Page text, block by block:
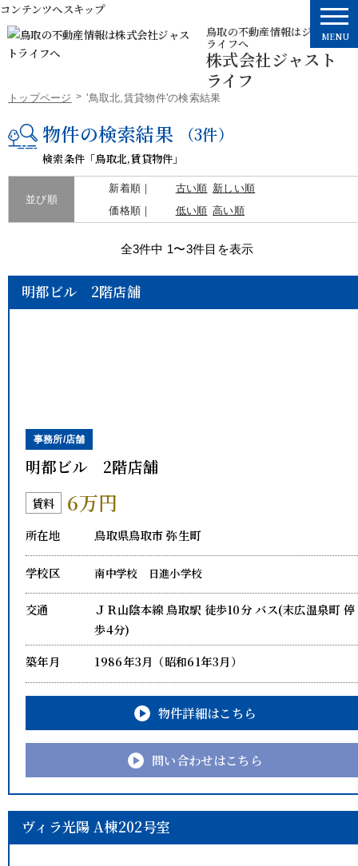
コンテンツへスキップ
鳥取の不動産情報はジャスト
ライフへ
株式会社ジャスト
ライフ
MENU
トップページ '鳥取北,賃貸物件'の検索結果
物件の検索結果 （3件）
検索条件「鳥取北,賃貸物件 」
並び順
新着順 古い順 新しい順
価格順
低い順 高い順
全3件中 1〜3件目を表示
明都ビル 2階店舗
事務所/店舗
明都ビル 2階店舗
賃料 6万円
所在地 鳥取県鳥取市 弥生町
学校区 南中学校 日進小学校
交通 ＪＲ山陰本線 鳥取駅 徒歩10分バス(末広温泉町 停
歩4分)
築年月
1986年3月（昭和61年3月）
物件詳細はこちら
問い合わせはこちら
ヴィラ光陽 A棟202号室